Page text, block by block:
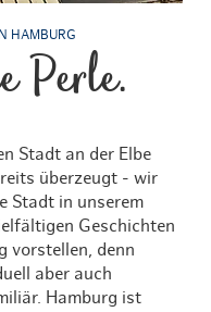
HAMBURG
Perle.
Stadt an der Elbe
überzeugt - wir
Stadt in unserem
Geschichten
vorstellen, denn
aber auch
Hamburg ist